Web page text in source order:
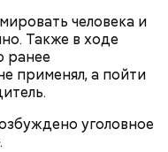
человека и
Также в ходе
ранее
применял, а пойти
уголовное
поступила
которая
700 граммов. По
летальный исход